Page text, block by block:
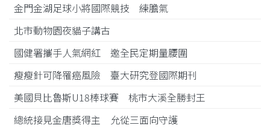
金門金湖足球小將國際競技 練膽氣
北市動物園夜貓子講古
國健署攜手人氣網紅 邀全民定期量腰圍
瘦瘦針可降罹癌風險 臺大研究登國際期刊
美國貝比魯斯U18棒球賽 桃市大溪全勝封王
總統接見金唐獎得主 允從三面向守護